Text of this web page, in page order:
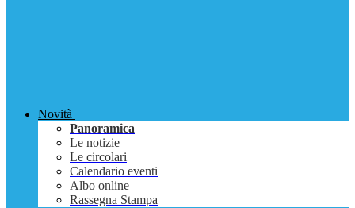
Novità
Panoramica
Le notizie
Le circolari
Calendario eventi
Albo online
Rassegna Stampa